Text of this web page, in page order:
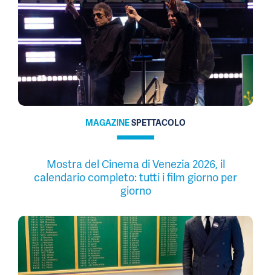
MAGAZINESPETTACOLO
Mostra del Cinema di Venezia 2026, il
calendario completo: tutti i film giorno per
giorno